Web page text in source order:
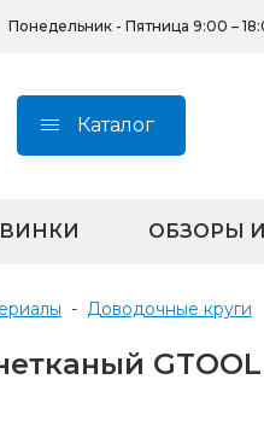
Понедельник - Пятница 9:00 –
Каталог
ОБЗОРЫ
- Доводочные круги
GTOOL